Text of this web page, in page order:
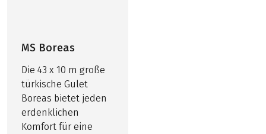
MS Boreas
Die 43 x 10 m große
türkische Gulet
Boreas bietet jeden
erdenklichen
Komfort für eine